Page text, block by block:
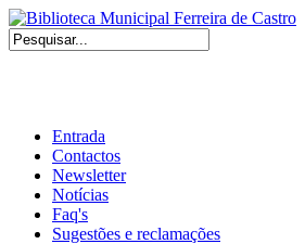
Entrada
Contactos
Newsletter
Notícias
Faq's
Sugestões e reclamações